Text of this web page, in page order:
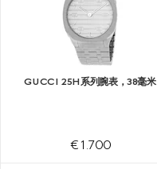
GUCCI 25H系列腕表，38毫米
€ 1.700